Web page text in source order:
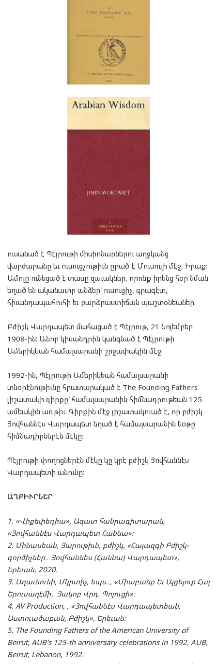
ուսանած է Պէյրութի միսիոնարներու աղջկանց
վարժարանը եւ ուսուցչութիւն ըրած է Մուսուլի մէջ, Իրաք:
Ամոլը ունեցած է տասը զաւակներ, որոնք իրենց հօր նման
եղած են ականաւոր անձեր՝ ուսուցիչ, գրագէտ,
հիւանդապահուհի եւ բարձրաստիճան պաշտօնեաներ։
Բժիշկ Վարդապետ մահացած է Պէյրութ, 21 Նոյեմբեր
1908-ին: Անոր կիսանդրին կանգնած է Պէյրութի
Ամերիկեան համալսարանի շրջափակին մէջ:
1992-ին, Պէյրութի Ամերիկեան համալսարանի
տնօրէնութիւնը հրատարակած է The Founding Fathers
յիշատակի գիրքը՝ համալսարանին հիմնադրութեան 125-
ամեակին առթիւ: Գիրքին մէջ յիշատակուած է, որ բժիշկ
Յովհաննէս Վարդապետ եղած է համալսարանին եօթը
հիմնադիրներէն մէկը:
Պէյրութի փողոցներէն մէկը կը կրէ բժիշկ Յովհաննէս
Վարդապետի անունը:
ԱՂԲԻՒՐՆԵՐ
1. «Վիքեփեդիա», Ազատ հանրագիտարան,
«Յովհաննէս Վարդապետ Հաննա»:
2. Մինասեան, Յարութիւն, բժիշկ, «Հայազգի Բժիշկ-
գործիչներ․ Յովհաննես (Հաննա) Վարդապետ»,
Երեւան, 2020.
3. Աղաւնունի, Մկրտիչ, եպս․, «Միաբանք Եւ Այցելուք Հայ
Երուսաղէմի․ Յակոբ Վրդ. Պոլուցի»։
4. AV Production, , «Յովհաննէս Վարդապետեան,
Աստուածաբան, Բժիշկ», Երեւան։
5. The Founding Fathers of the American University of
Beirut, AUB’s 125-th anniversary celebrations in 1992, AUB,
Beirut, Lebanon, 1992.